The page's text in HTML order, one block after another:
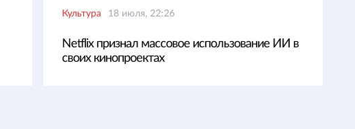
Культура 18 июля, 22:26
Netflix признал массовое использование ИИ в
своих кинопроектах